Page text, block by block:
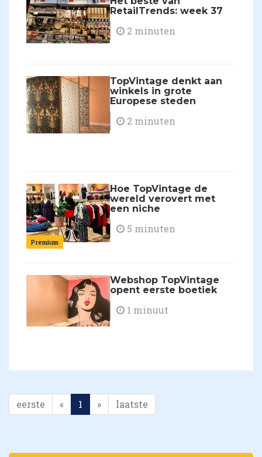
RetailTrends: week 37
2 minuten
TopVintage denkt aan
winkels in grote
Europese steden
2 minuten
Premium
Hoe TopVintage de
wereld verovert met
een niche
5 minuten
Webshop TopVintage
opent eerste boetiek
1 minuut
eerste « 1 » laatste